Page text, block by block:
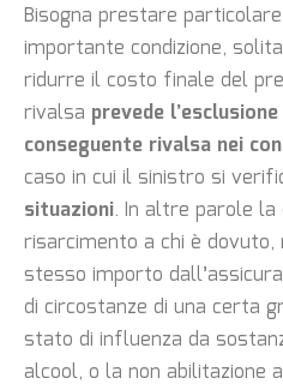
Bisogna prestare
importante condizione,
ridurre il costo finale del
rivalsa prevede
conseguente rivalsa nei
caso in cui il sinistro si
situazioni. In altre parole la
risarcimento a chi è
stesso importo
di circostanze di una certa
stato di influenza da
alcool, o la non abilitazione